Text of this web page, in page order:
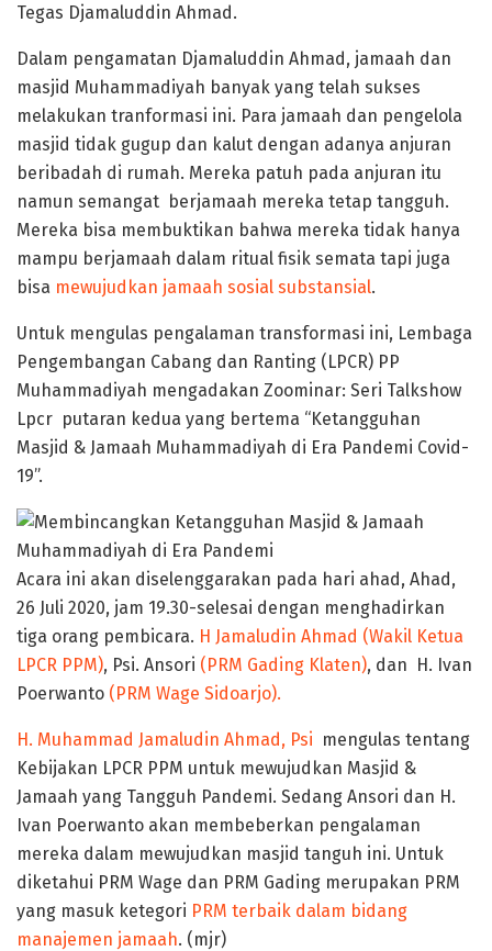
Tegas Djamaluddin Ahmad.
Dalam pengamatan Djamaluddin Ahmad, jamaah dan
masjid Muhammadiyah banyak yang telah sukses
melakukan tranformasi ini. Para jamaah dan pengelola
masjid tidak gugup dan kalut dengan adanya anjuran
beribadah di rumah. Mereka patuh pada anjuran itu
namun semangat berjamaah mereka tetap tangguh.
Mereka bisa membuktikan bahwa mereka tidak hanya
mampu berjamaah dalam ritual fisik semata tapi juga
bisa mewujudkan jamaah sosial substansial.
Untuk mengulas pengalaman transformasi ini, Lembaga
Pengembangan Cabang dan Ranting (LPCR) PP
Muhammadiyah mengadakan Zoominar: Seri Talkshow
Lpcr putaran kedua yang bertema “Ketangguhan
Masjid & Jamaah Muhammadiyah di Era Pandemi Covid-
19”.
Acara ini akan diselenggarakan pada hari ahad, Ahad,
26 Juli 2020, jam 19.30-selesai dengan menghadirkan
tiga orang pembicara. H Jamaludin Ahmad (Wakil Ketua
LPCR PPM), Psi. Ansori (PRM Gading Klaten), dan H. Ivan
Poerwanto (PRM Wage Sidoarjo).
H. Muhammad Jamaludin Ahmad, Psi mengulas tentang
Kebijakan LPCR PPM untuk mewujudkan Masjid &
Jamaah yang Tangguh Pandemi. Sedang Ansori dan H.
Ivan Poerwanto akan membeberkan pengalaman
mereka dalam mewujudkan masjid tanguh ini. Untuk
diketahui PRM Wage dan PRM Gading merupakan PRM
yang masuk ketegori PRM terbaik dalam bidang
manajemen jamaah. (mjr)